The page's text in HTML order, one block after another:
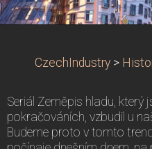
CzechIndustry >
Seriál Zeměpis hladu, který
pokračováních, vzbudil u
Budeme proto v tomto